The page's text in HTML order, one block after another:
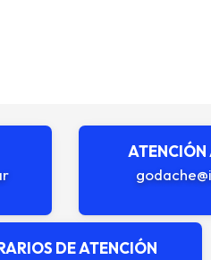
ATENCIÓN
DE ATENCIÓN